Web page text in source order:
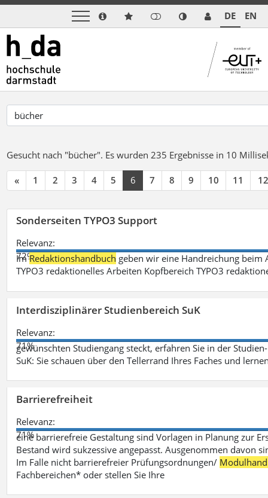
DE EN
Gesucht nach "bücher". Es wurden 235 Ergebnisse in 10
« 1 2 3 4 5 6 7 8 9 10 11 12
Sonderseiten TYPO3 Support
Relevanz:
72%
ImRedaktionshandbuch geben wir eine Handreichung beim
TYPO3 redaktionelles Arbeiten Kopfbereich TYPO3
Interdisziplinärer Studienbereich SuK
Relevanz:
71%
gewünschten Studiengang steckt, erfahren Sie in der
SuK: Sie schauen über den Tellerrand Ihres Faches und
Barrierefreiheit
Relevanz:
71%
eine barrierefreie Gestaltung sind Vorlagen in Planung zur
Bestand wird sukzessive angepasst. Ausgenommen davon
Im Falle nicht barrierefreier Prüfungsordnungen/
Fachbereichen* oder stellen Sie Ihre